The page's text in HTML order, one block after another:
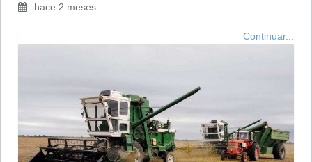
hace 2 meses
Continuar...